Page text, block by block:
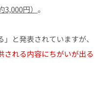
円） 。
」と発表されていますが、
される内容にちがいが出る